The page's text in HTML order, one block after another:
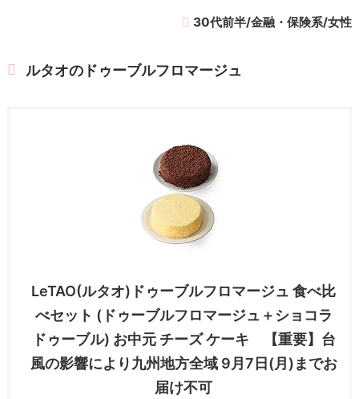
30代前半/金融・保険系/女性
ルタオのドゥーブルフロマージュ
LeTAO(ルタオ)ドゥーブルフロマージュ 食べ比
べセット (ドゥーブルフロマージュ＋ショコラ
ドゥーブル) お中元 チーズ ケーキ 【重要】台
風の影響により九州地方全域 9月7日(月)までお
届け不可